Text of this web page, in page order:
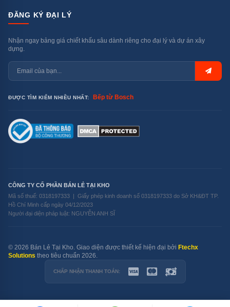
Công nghệ trí tuệ nhân tạo Intelligent
Công nghệ trí tuệ nhân tạo Intelligent:
Chương trình có khả năng nhận diện được lượng
ĐĂNG KÝ ĐẠI LÝ
Nhận ngay bảng giá chiết khấu sâu dành riêng cho đại lý và dự án xây
dựng.
ĐƯỢC TÌM KIẾM NHIỀU NHẤT: Bếp từ Bosch
CÔNG TY CỔ PHẦN BÁN LẺ TẠI KHO
Mã số thuế: 0318197333 | Giấy phép kinh doanh số 0318197333 do Sở KH&ĐT TP.
Hồ Chí Minh cấp ngày 04/12/2023
Người đại diện pháp luật: NGUYỄN ANH SĨ
© 2026 Bán Lẻ Tại Kho. Giao diện được thiết kế hiện đại bởi Ftechx
Solutions theo tiêu chuẩn 2026.
CHẤP NHẬN THANH TOÁN: